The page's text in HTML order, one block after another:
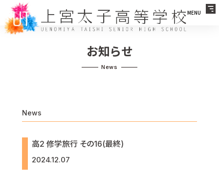
MENU
お知らせ
News
高2 修学旅行 その16(最終)
2024.12.07